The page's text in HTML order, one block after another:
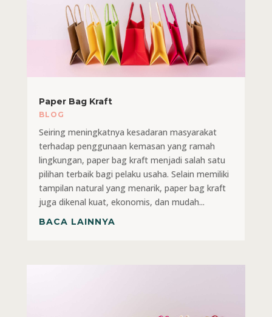
Paper Bag Kraft
BLOG
Seiring meningkatnya kesadaran masyarakat
terhadap penggunaan kemasan yang ramah
lingkungan, paper bag kraft menjadi salah satu
pilihan terbaik bagi pelaku usaha. Selain memiliki
tampilan natural yang menarik, paper bag kraft
juga dikenal kuat, ekonomis, dan mudah...
BACA LAINNYA